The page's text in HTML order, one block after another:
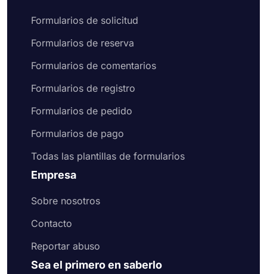
información de sus clientes. Si estás buscando
información de tus clientes, forms.app es la
Formularios de solicitud
Formularios de reserva
Formularios de comentarios
Formularios de registro
Formularios de pedido
Formularios de pago
Todas las plantillas de formularios
Empresa
Sobre nosotros
Contacto
Reportar abuso
Sea el primero en saberlo